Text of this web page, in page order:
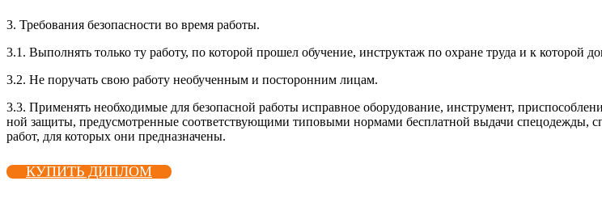
3. Тре­бова­ния бе­зопас­ности во вре­мя ра­боты.
3.1. Вы­пол­нять толь­ко ту ра­боту, по ко­торой про­шел обу­чение, инс­трук­таж по ох­ра­не тру­да и к ко­торой
3.2. Не по­ручать свою ра­боту не­обу­чен­ным и пос­то­рон­ним ли­цам.
3.3. При­менять не­об­хо­димые для бе­зопас­ной ра­боты ис­прав­ное обо­рудо­вание, инс­тру­мент,
ной за­щиты, пре­дус­мотрен­ные со­от­ветс­тву­ющи­ми ти­повы­ми нор­ма­ми бес­плат­ной вы­дачи спе­цодеж­ды,
ра­бот, для ко­торых они пред­назна­чены.
КУПИТЬ ДИПЛОМ